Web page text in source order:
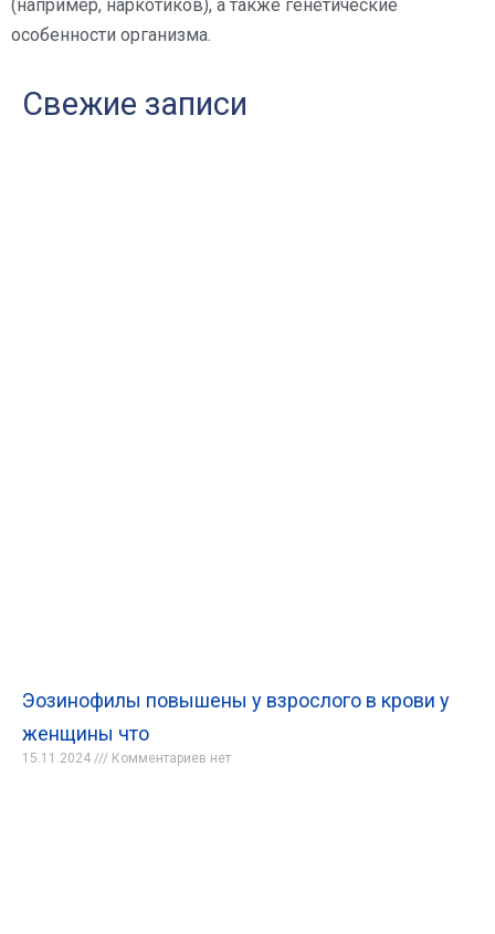
(например, наркотиков), а также генетические
особенности организма.
Свежие записи
Эозинофилы повышены у взрослого в крови у
женщины что
15.11.2024 Комментариев нет